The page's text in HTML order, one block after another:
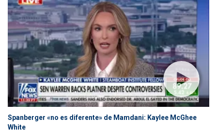
Spanberger «no es diferente» de Mamdani: Kaylee McGhee
White